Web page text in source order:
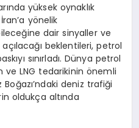
yüksek oynaklık
yönelik
dair sinyaller ve
açılacağı beklentileri, petrol
sınırladı. Dünya petrol
ve LNG tedarikinin önemli
deniz trafiği
oldukça altında